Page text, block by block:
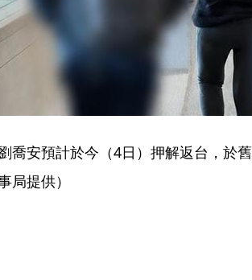
喬安預計於今（4日）押解返台，於
局提供）